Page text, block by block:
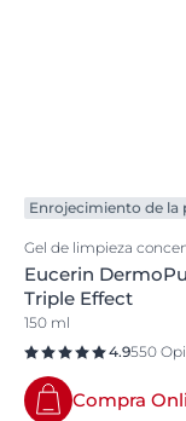
Enrojecimiento de la
Gel de limpieza
Eucerin
Triple Effect
150 ml
4.9550
Compra